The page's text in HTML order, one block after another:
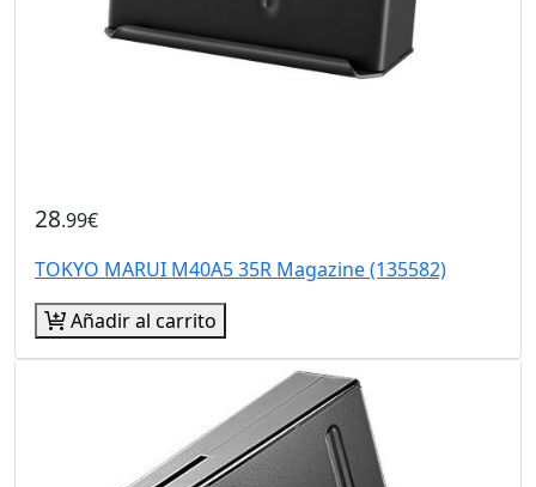
28.99€
TOKYO MARUI M40A5 35R Magazine (135582)
Añadir al carrito